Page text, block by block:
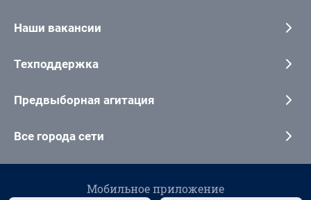
Наши вакансии
Техподдержка
Предвыборная агитация
Все города сети
Мобильное приложение